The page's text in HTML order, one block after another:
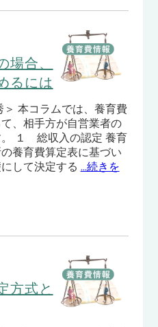
場合、
るには
＞ 本コラムでは、養育費
、相手方が自営業者の
１ 総収入の認定 養育
養育費算定表に基づい
して決定する …続きを
方式と